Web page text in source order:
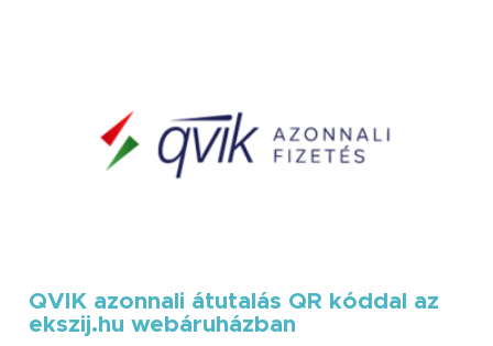
QVIK azonnali átutalás QR kóddal az
ekszij.hu webáruházban